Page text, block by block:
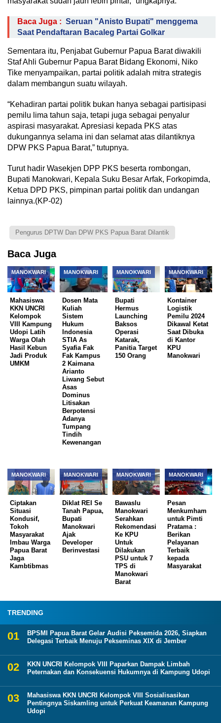
Baca Juga : Seruan "Anisto Bupati" menggema
Saat Pendaftaran Bacaleg Partai Golkar
Sementara itu, Penjabat Gubernur Papua Barat diwakili
Staf Ahli Gubernur Papua Barat Bidang Ekonomi, Niko
Tike menyampaikan, partai politik adalah mitra strategis
dalam membangun suatu wilayah.
“Kehadiran partai politik bukan hanya sebagai partisipasi
pemilu lima tahun saja, tetapi juga sebagai penyalur
aspirasi masyarakat. Apresiasi kepada PKS atas
dukungannya selama ini dan selamat atas dilantiknya
DPW PKS Papua Barat,” tutupnya.
Turut hadir Wasekjen DPP PKS beserta rombongan,
Bupati Manokwari, Kepala Suku Besar Arfak, Forkopimda,
Ketua DPD PKS, pimpinan partai politik dan undangan
lainnya.(KP-02)
Pengurus DPTW Dan DPW PKS Papua Barat Dilantik
Baca Juga
MANOKWARI
Mahasiswa
KKN UNCRI
Kelompok
VIII Kampung
Udopi Latih
Warga Olah
Hasil Kebun
Jadi Produk
UMKM
MANOKWARI
Dosen Mata
Kuliah
Sistem
Hukum
Indonesia
STIA As
Syafia Fak
Fak Kampus
2 Kaimana
Arianto
Liwang Sebut
Asas
Dominus
Litisakan
Berpotensi
Adanya
Tumpang
Tindih
Kewenangan
MANOKWARI
Bupati
Hermus
Launching
Baksos
Operasi
Katarak,
Panitia Target
150 Orang
MANOKWARI
Kontainer
Logistik
Pemilu 2024
Dikawal Ketat
Saat Dibuka
di Kantor
KPU
Manokwari
MANOKWARI
Ciptakan
Situasi
Kondusif,
Tokoh
Masyarakat
Imbau Warga
Papua Barat
Jaga
Kambtibmas
MANOKWARI
Diklat REI Se
Tanah Papua,
Bupati
Manokwari
Ajak
Developer
Berinvestasi
MANOKWARI
Bawaslu
Manokwari
Serahkan
Rekomendasi
Ke KPU
Untuk
Dilakukan
PSU untuk 7
TPS di
Manokwari
Barat
MANOKWARI
Pesan
Menkumham
untuk Pimti
Pratama :
Berikan
Pelayanan
Terbaik
kepada
Masyarakat
TRENDING
BPSMI Papua Barat Gelar Audisi Peksemida 2026, Siapkan
Delegasi Terbaik Menuju Pekseminas XIX di Jember
KKN UNCRI Kelompok VIII Paparkan Dampak Limbah
Peternakan dan Konsekuensi Hukumnya di Kampung Udopi
Mahasiswa KKN UNCRI Kelompok VIII Sosialisasikan
Pentingnya Siskamling untuk Perkuat Keamanan Kampung
Udopi